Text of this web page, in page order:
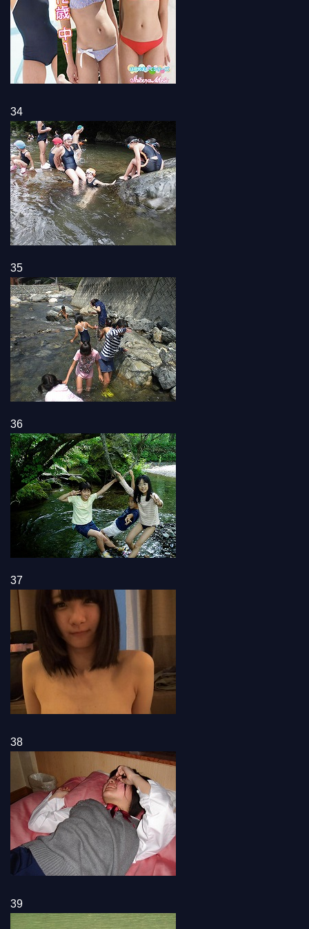
34
35
36
37
38
39